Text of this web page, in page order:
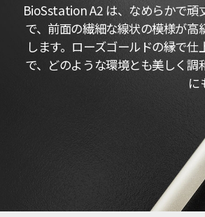
BioSstation A2 は、なめらかで頑
で、前面の繊細な線状の模様が高
します。ローズゴールドの縁で仕
で、どのような環境とも美しく調
に